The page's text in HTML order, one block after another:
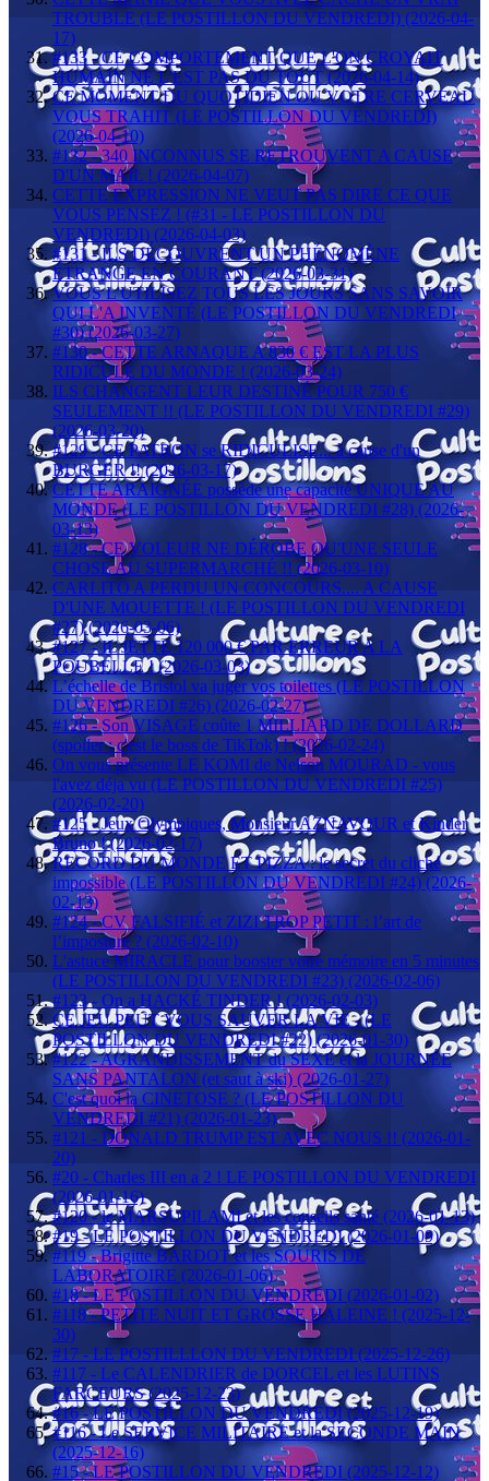
TROUBLE (LE POSTILLON DU VENDREDI) (2026-04-
17)
#133 - CE COMPORTEMENT QUE L'ON CROYAIT
HUMAIN NE L'EST PAS DU TOUT (2026-04-14)
CE MOMENT DU QUOTIDIEN OU VOTRE CERVEAU
VOUS TRAHIT (LE POSTILLON DU VENDREDI)
(2026-04-10)
#132 - 340 INCONNUS SE RETROUVENT A CAUSE
D'UN MAIL ! (2026-04-07)
CETTE EXPRESSION NE VEUT PAS DIRE CE QUE
VOUS PENSEZ ! (#31 - LE POSTILLON DU
VENDREDI) (2026-04-03)
#131 - ILS DÉCOUVRENT UN PHÉNOMÈNE
ÉTRANGE EN COURANT (2026-03-31)
VOUS L'UTILISEZ TOUS LES JOURS SANS SAVOIR
QUI L'A INVENTÉ (LE POSTILLON DU VENDREDI
#30) (2026-03-27)
#130 - CETTE ARNAQUE A 830 € EST LA PLUS
RIDICULE DU MONDE ! (2026-03-24)
ILS CHANGENT LEUR DESTINÉ POUR 750 €
SEULEMENT !! (LE POSTILLON DU VENDREDI #29)
(2026-03-20)
#129 - CE PATRON se RIDICULISE... à cause d'un
BURGER !! (2026-03-17)
CETTE ARAIGNÉE possède une capacité UNIQUE AU
MONDE (LE POSTILLON DU VENDREDI #28) (2026-
03-13)
#128 - CE VOLEUR NE DÉROBE QU'UNE SEULE
CHOSE AU SUPERMARCHÉ !! (2026-03-10)
CARLITO A PERDU UN CONCOURS.... A CAUSE
D'UNE MOUETTE ! (LE POSTILLON DU VENDREDI
#27) (2026-03-06)
#127 - IL JETTE 120 000 € PAR ERREUR A LA
POUBELLE ! (2026-03-03)
L’échelle de Bristol va juger vos toilettes (LE POSTILLON
DU VENDREDI #26) (2026-02-27)
#126 - Son VISAGE coûte 1 MILLIARD DE DOLLARD
(spoiler : c'est le boss de TikTok) ! (2026-02-24)
On vous présente LE KOMI de Nelson MOURAD - vous
l'avez déja vu (LE POSTILLON DU VENDREDI #25)
(2026-02-20)
#125 - Jeux Olympiques, Monsieur AZNAVOUR et Kinder
Bruno ! (2026-02-17)
RECORD DU MONDE ET PIZZA : le secret du cliché
impossible (LE POSTILLON DU VENDREDI #24) (2026-
02-13)
#124 - CV FALSIFIÉ et ZIZI TROP PETIT : l’art de
l’imposture ? (2026-02-10)
L'astuce MIRACLE pour booster votre mémoire en 5 minutes
(LE POSTILLON DU VENDREDI #23) (2026-02-06)
#123 - On a HACKÉ TINDER ! (2026-02-03)
CE JEU PEUT VOUS SAUVER LA VIE - (LE
POSTILLON DU VENDREDI #22) (2026-01-30)
#122 - AGRANDISSEMENT du SEXE et la JOURNÉE
SANS PANTALON (et saut à ski) (2026-01-27)
C'est quoi la CINETOSE ? (LE POSTILLON DU
VENDREDI #21) (2026-01-23)
#121 - DONALD TRUMP EST AVEC NOUS !! (2026-01-
20)
#20 - Charles III en a 2 ! LE POSTILLON DU VENDREDI
(2026-01-16)
#120 - le MARSUPILAMI et les conseils santé (2026-01-13)
#19 - LE POSTILLON DU VENDREDI (2026-01-09)
#119 - Brigitte BARDOT et les SOURIS DE
LABORATOIRE (2026-01-06)
#18 - LE POSTILLON DU VENDREDI (2026-01-02)
#118 - PETITE NUIT ET GROSSE HALEINE ! (2025-12-
30)
#17 - LE POSTILLLON DU VENDREDI (2025-12-26)
#117 - Le CALENDRIER de DORCEL et les LUTINS
FARCEURS (2025-12-23)
#16 - LE POSTILLON DU VENDREDI (2025-12-19)
#116 - Le SERVICE MILITAIRE et la SECONDE MAIN
(2025-12-16)
#15 - LE POSTILLON DU VENDREDI (2025-12-12)